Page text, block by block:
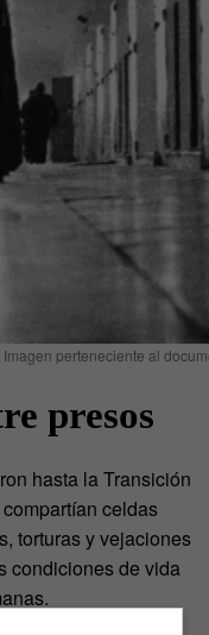
Imagen perteneciente al
presos
hasta la Transición
celdas
torturas y vejaciones
condiciones de vida